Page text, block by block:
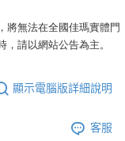
將無法在全國佳瑪實體門
請以網站公告為主。
顯示電腦版詳細說明
客服